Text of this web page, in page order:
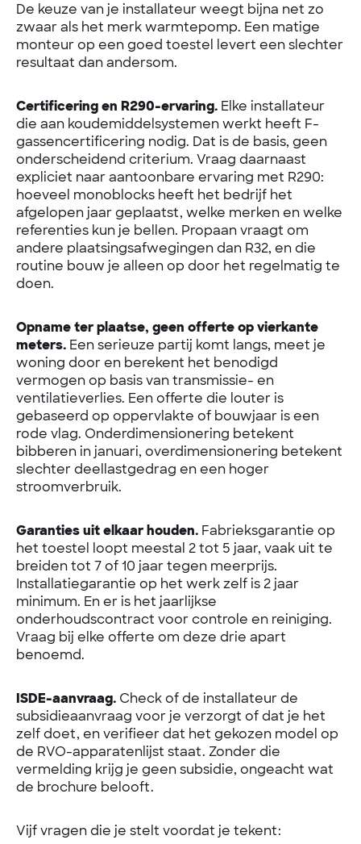
De keuze van je installateur weegt bijna net zo
zwaar als het merk warmtepomp. Een matige
monteur op een goed toestel levert een slechter
resultaat dan andersom.
Certificering en R290-ervaring. Elke installateur
die aan koudemiddelsystemen werkt heeft F-
gassencertificering nodig. Dat is de basis, geen
onderscheidend criterium. Vraag daarnaast
expliciet naar aantoonbare ervaring met R290:
hoeveel monoblocks heeft het bedrijf het
afgelopen jaar geplaatst, welke merken en welke
referenties kun je bellen. Propaan vraagt om
andere plaatsingsafwegingen dan R32, en die
routine bouw je alleen op door het regelmatig te
doen.
Opname ter plaatse, geen offerte op vierkante
meters. Een serieuze partij komt langs, meet je
woning door en berekent het benodigd
vermogen op basis van transmissie- en
ventilatieverlies. Een offerte die louter is
gebaseerd op oppervlakte of bouwjaar is een
rode vlag. Onderdimensionering betekent
bibberen in januari, overdimensionering betekent
slechter deellastgedrag en een hoger
stroomverbruik.
Garanties uit elkaar houden. Fabrieksgarantie op
het toestel loopt meestal 2 tot 5 jaar, vaak uit te
breiden tot 7 of 10 jaar tegen meerprijs.
Installatiegarantie op het werk zelf is 2 jaar
minimum. En er is het jaarlijkse
onderhoudscontract voor controle en reiniging.
Vraag bij elke offerte om deze drie apart
benoemd.
ISDE-aanvraag. Check of de installateur de
subsidieaanvraag voor je verzorgt of dat je het
zelf doet, en verifieer dat het gekozen model op
de RVO-apparatenlijst staat. Zonder die
vermelding krijg je geen subsidie, ongeacht wat
de brochure belooft.
Vijf vragen die je stelt voordat je tekent: